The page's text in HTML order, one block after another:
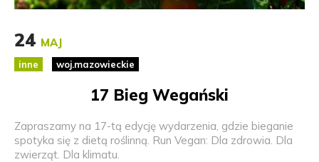
24 MAJ
inne woj.mazowieckie
17 Bieg Wegański
Zapraszamy na 17-tą edycję wydarzenia, gdzie bieganie
spotyka się z dietą roślinną. Run Vegan: Dla zdrowia. Dla
zwierząt. Dla klimatu.